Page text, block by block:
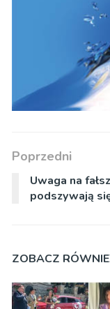
Poprzedni
Uwaga na
podszywają
ZOBACZ